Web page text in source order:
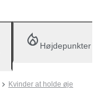
Højdepunkter
Kvinder at holde øje